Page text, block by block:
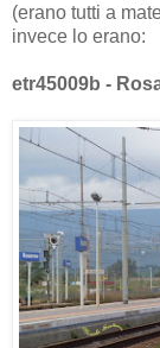
(erano tutti a
invece lo erano:
etr45009b -